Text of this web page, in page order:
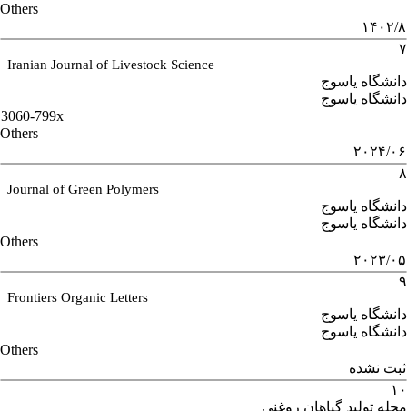
Others
۱۴۰۲/۸
۷
Iranian Journal of Livestock Science
دانشگاه یاسوج
دانشگاه یاسوج
3060-799x
Others
۲۰۲۴/۰۶
۸
Journal of Green Polymers
دانشگاه یاسوج
دانشگاه یاسوج
Others
۲۰۲۳/۰۵
۹
Frontiers Organic Letters
دانشگاه یاسوج
دانشگاه یاسوج
Others
ثبت نشده
۱۰
مجله تولید گیاهان روغنی